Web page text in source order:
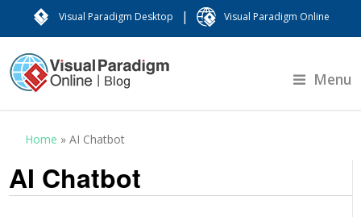
Visual Paradigm Desktop | Visual Paradigm Online
Menu
Home »AI Chatbot
AI Chatbot